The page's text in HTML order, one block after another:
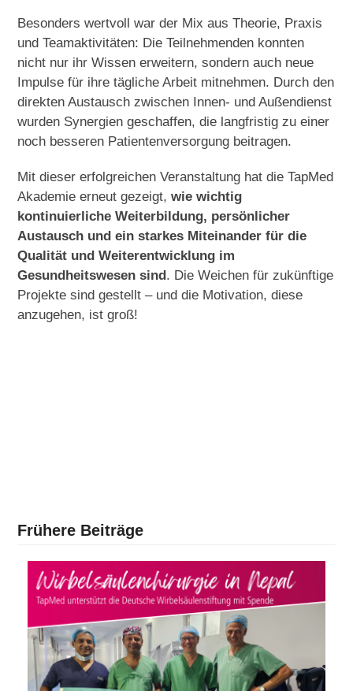
Besonders wertvoll war der Mix aus Theorie, Praxis
und Teamaktivitäten: Die Teilnehmenden konnten
nicht nur ihr Wissen erweitern, sondern auch neue
Impulse für ihre tägliche Arbeit mitnehmen. Durch den
direkten Austausch zwischen Innen- und Außendienst
wurden Synergien geschaffen, die langfristig zu einer
noch besseren Patientenversorgung beitragen.
Mit dieser erfolgreichen Veranstaltung hat die TapMed
Akademie erneut gezeigt,wie wichtig
kontinuierliche Weiterbildung, persönlicher
Austausch und ein starkes Miteinander für die
Qualität und Weiterentwicklung im
Gesundheitswesen sind. Die Weichen für zukünftige
Projekte sind gestellt – und die Motivation, diese
anzugehen, ist groß!
Frühere Beiträge